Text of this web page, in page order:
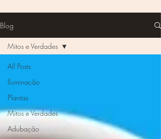
Blog
All Posts
Iluminação
Plantas
Mitos e Verdades
Adubação
Mitos e Verdades